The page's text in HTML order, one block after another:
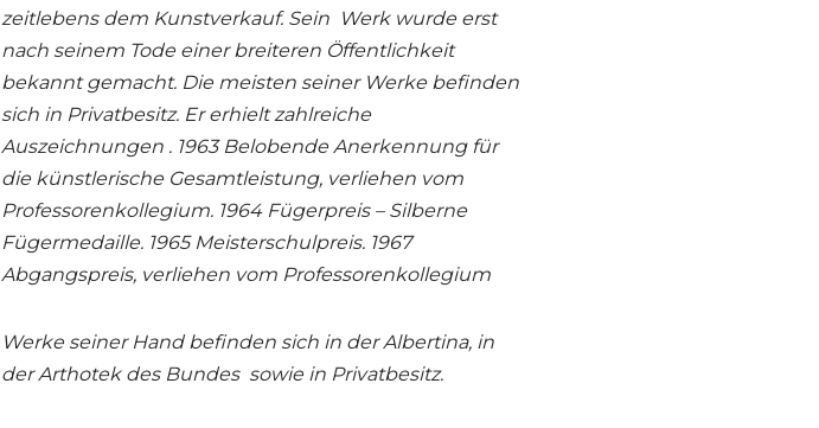
zeitlebens dem Kunstverkauf. Sein Werk wurde erst
nach seinem Tode einer breiteren Öffentlichkeit
bekannt gemacht. Die meisten seiner Werke befinden
sich in Privatbesitz. Er erhielt zahlreiche
Auszeichnungen . 1963 Belobende Anerkennung für
die künstlerische Gesamtleistung, verliehen vom
Professorenkollegium. 1964 Fügerpreis – Silberne
Fügermedaille. 1965 Meisterschulpreis. 1967
Abgangspreis, verliehen vom Professorenkollegium
Werke seiner Hand befinden sich in der Albertina, in
der Arthotek des Bundes sowie in Privatbesitz.